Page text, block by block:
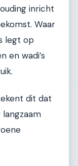
inricht
Waar
legt op
en wadi’s
dit dat